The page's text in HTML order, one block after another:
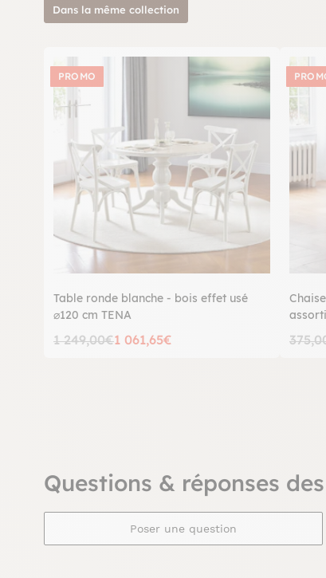
Dans la même collection
PROMO
Table ronde blanche - bois effet usé
⌀120 cm TENA
1 249,00€1 061,65€
Questions & réponses
Poser une question